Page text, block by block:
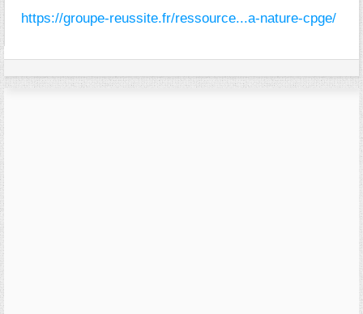
https://groupe-reussite.fr/ressource...a-nature-cpge/